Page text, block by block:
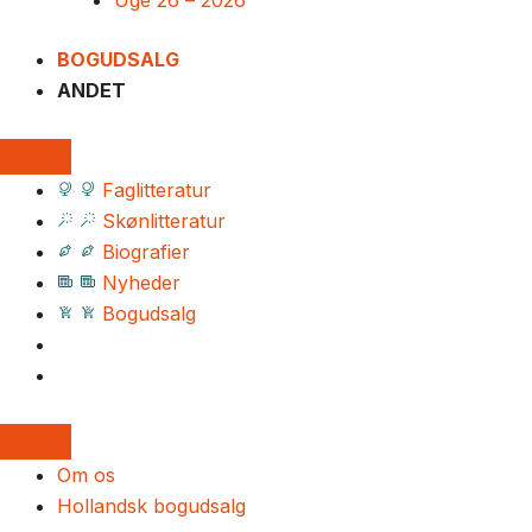
BOGUDSALG
ANDET
Faglitteratur
Skønlitteratur
Biografier
Nyheder
Bogudsalg
Om os
Hollandsk bogudsalg